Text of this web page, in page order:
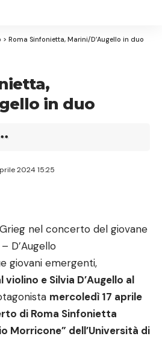
Resizer
> Roma Sinfonietta, Marini/D’Augello in duo
in duo
2024 15:25
nel concerto del giovane
D’Augello
giovani emergenti,
e Silvia D’Augello al
mercoledì 17 aprile
di Roma Sinfonietta
Morricone” dell’Università di